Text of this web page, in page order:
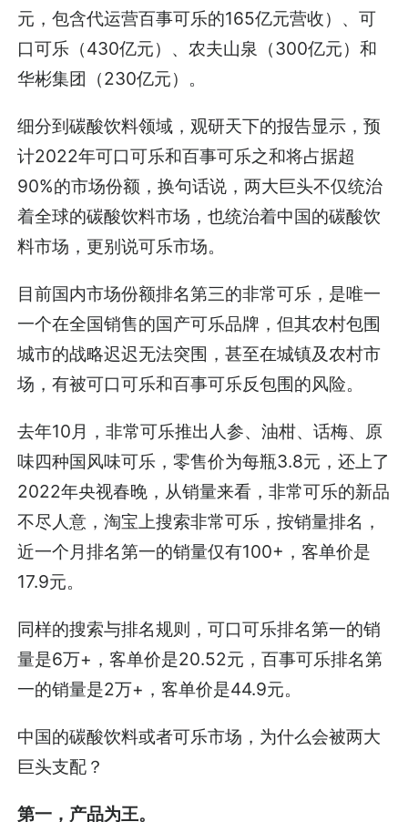
元，包含代运营百事可乐的165亿元营收）、可
口可乐（430亿元）、农夫山泉（300亿元）和
华彬集团（230亿元）。
细分到碳酸饮料领域，观研天下的报告显示，预
计2022年可口可乐和百事可乐之和将占据超
90%的市场份额，换句话说，两大巨头不仅统治
着全球的碳酸饮料市场，也统治着中国的碳酸饮
料市场，更别说可乐市场。
目前国内市场份额排名第三的非常可乐，是唯一
一个在全国销售的国产可乐品牌，但其农村包围
城市的战略迟迟无法突围，甚至在城镇及农村市
场，有被可口可乐和百事可乐反包围的风险。
去年10月，非常可乐推出人参、油柑、话梅、原
味四种国风味可乐，零售价为每瓶3.8元，还上了
2022年央视春晚，从销量来看，非常可乐的新品
不尽人意，淘宝上搜索非常可乐，按销量排名，
近一个月排名第一的销量仅有100+，客单价是
17.9元。
同样的搜索与排名规则，可口可乐排名第一的销
量是6万+，客单价是20.52元，百事可乐排名第
一的销量是2万+，客单价是44.9元。
中国的碳酸饮料或者可乐市场，为什么会被两大
巨头支配？
第一，产品为王。